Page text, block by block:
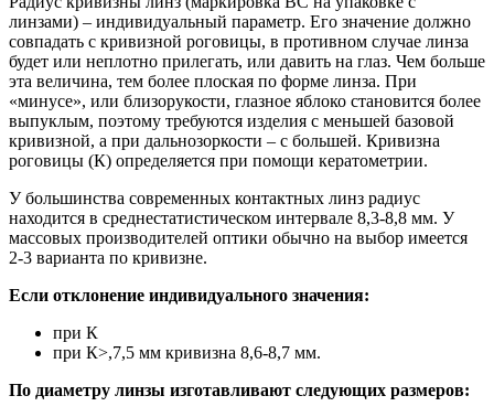
линзами) – индивидуальный параметр. Его значение должно
совпадать с кривизной роговицы, в противном случае линза
будет или неплотно прилегать, или давить на глаз. Чем больше
эта величина, тем более плоская по форме линза. При
«минусе», или близорукости, глазное яблоко становится более
выпуклым, поэтому требуются изделия с меньшей базовой
кривизной, а при дальнозоркости – с большей. Кривизна
роговицы (К) определяется при помощи кератометрии.
У большинства современных контактных линз радиус
находится в среднестатистическом интервале 8,3-8,8 мм. У
массовых производителей оптики обычно на выбор имеется
2-3 варианта по кривизне.
Если отклонение индивидуального значения:
при К
при К>,7,5 мм кривизна 8,6-8,7 мм.
По диаметру линзы изготавливают следующих размеров: